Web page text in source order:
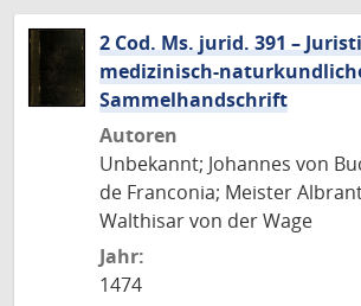
2 Cod. Ms. jurid. 391 –
medizinisch-
Sammelhandschrift
Autoren
Unbekannt; Johannes von
de Franconia; Meister
Walthisar von der Wage
Jahr:
1474